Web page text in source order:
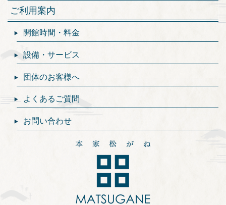
ご利用案内
開館時間・料金
設備・サービス
団体のお客様へ
よくあるご質問
お問い合わせ